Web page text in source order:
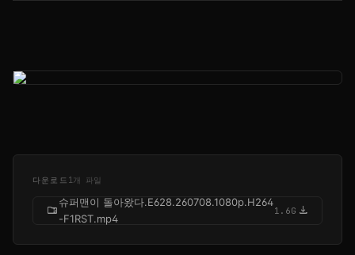
다운로드 1개 파일
folder_zip
슈퍼맨이 돌아왔다.E628.260708.1080p.H264
-F1RST.mp4
1.6G download